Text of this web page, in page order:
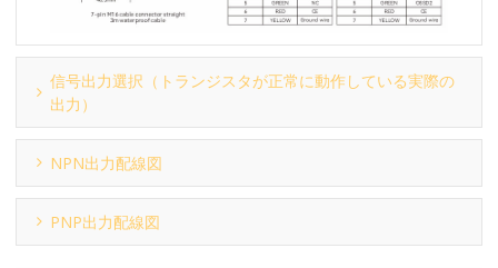
信号出力選択（トランジスタが正常に動作している実際の
出力）
NPN出力配線図
PNP出力配線図